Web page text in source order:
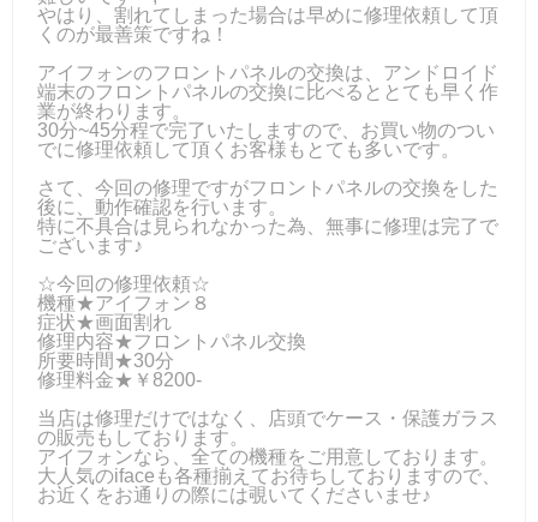
やはり、割れてしまった場合は早めに修理依頼して頂
くのが最善策ですね！
アイフォンのフロントパネルの交換は、アンドロイド
端末のフロントパネルの交換に比べるととても早く作
業が終わります。
30分~45分程で完了いたしますので、お買い物のつい
でに修理依頼して頂くお客様もとても多いです。
さて、今回の修理ですがフロントパネルの交換をした
後に、動作確認を行います。
特に不具合は見られなかった為、無事に修理は完了で
ございます♪
☆今回の修理依頼☆
機種★アイフォン８
症状★画面割れ
修理内容★フロントパネル交換
所要時間★30分
修理料金★￥8200-
当店は修理だけではなく、店頭でケース・保護ガラス
の販売もしております。
アイフォンなら、全ての機種をご用意しております。
大人気のifaceも各種揃えてお待ちしておりますので、
お近くをお通りの際には覗いてくださいませ♪